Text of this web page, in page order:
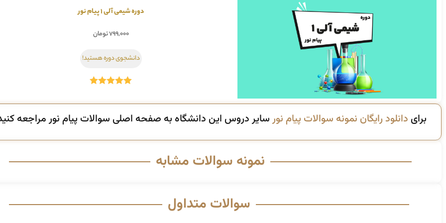
دوره شیمی آلی 1 پیام نور
۷۹۹,۰۰۰تومان
دانشجوی دوره هستید!
برای دانلود رایگان نمونه سوالات پیام نورسایر دروس این دانشگاه به صفحه اصلی سوالات پیام نور مراجعه
نمونه سوالات مشابه
سوالات متداول